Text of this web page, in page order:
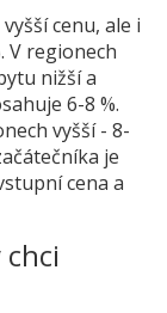
cenu, ale i
V regionech
nižší a
6-8 %.
vyšší - 8-
je
cena a